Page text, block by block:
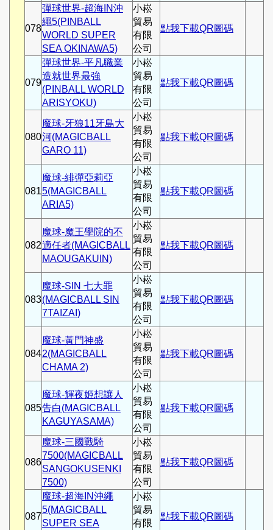
078
彈球世界-超海IN沖
繩5(PINBALL
WORLD SUPER
SEA OKINAWA5)
小崧
貿易
有限
公司
點我下載QR圖碼
079
彈球世界-平凡職業
造就世界最強
(PINBALL WORLD
ARISYOKU)
小崧
貿易
有限
公司
點我下載QR圖碼
080
魔球-牙狼11牙島大
河(MAGICBALL
GARO 11)
小崧
貿易
有限
公司
點我下載QR圖碼
081
魔球-緋彈亞莉亞
5(MAGICBALL
ARIA5)
小崧
貿易
有限
公司
點我下載QR圖碼
082
魔球-魔王學院的不
適任者(MAGICBALL
MAOUGAKUIN)
小崧
貿易
有限
公司
點我下載QR圖碼
083
魔球-SIN 七大罪
(MAGICBALL SIN
7TAIZAI)
小崧
貿易
有限
公司
點我下載QR圖碼
084
魔球-黃門神盛
2(MAGICBALL
CHAMA 2)
小崧
貿易
有限
公司
點我下載QR圖碼
085
魔球-輝夜姬想讓人
告白(MAGICBALL
KAGUYASAMA)
小崧
貿易
有限
公司
點我下載QR圖碼
086
魔球-三國戰騎
7500(MAGICBALL
SANGOKUSENKI
7500)
小崧
貿易
有限
公司
點我下載QR圖碼
087
魔球-超海IN沖繩
5(MAGICBALL
SUPER SEA
小崧
貿易
有限
點我下載QR圖碼